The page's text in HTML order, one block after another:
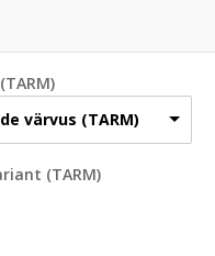
värvus (TARM)
(TARM)